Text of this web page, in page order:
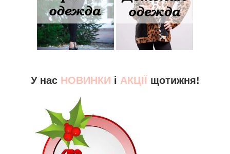
У нас НОВИНКИ і АКЦІЇ щотижня!